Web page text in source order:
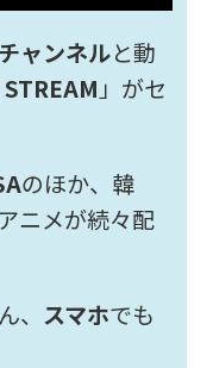
ャンネルと動
」がセ
のほか、韓
ニメが続々配
、 スマホでも